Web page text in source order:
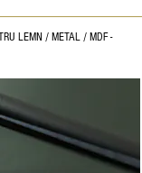
LEMN / METAL / MDF -